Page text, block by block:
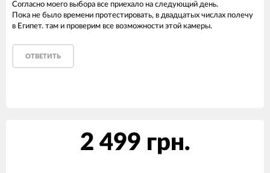
Согласно моего выбора все приехало на следующий день.
Пока не было времени протестировать, в двадцатых числах полечу
в Египет. там и проверим все возможности этой камеры.
ОТВЕТИТЬ
2 499 грн.